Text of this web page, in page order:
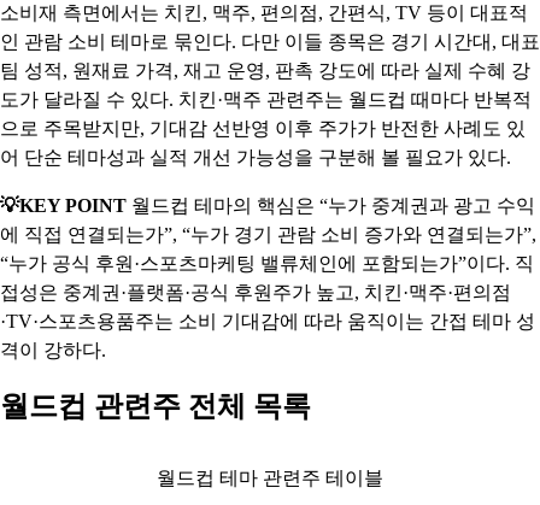
소비재 측면에서는 치킨, 맥주, 편의점, 간편식, TV 등이 대표적
인 관람 소비 테마로 묶인다. 다만 이들 종목은 경기 시간대, 대표
팀 성적, 원재료 가격, 재고 운영, 판촉 강도에 따라 실제 수혜 강
도가 달라질 수 있다. 치킨·맥주 관련주는 월드컵 때마다 반복적
으로 주목받지만, 기대감 선반영 이후 주가가 반전한 사례도 있
어 단순 테마성과 실적 개선 가능성을 구분해 볼 필요가 있다.
💡KEY POINT 월드컵 테마의 핵심은 “누가 중계권과 광고 수익
에 직접 연결되는가”, “누가 경기 관람 소비 증가와 연결되는가”,
“누가 공식 후원·스포츠마케팅 밸류체인에 포함되는가”이다. 직
접성은 중계권·플랫폼·공식 후원주가 높고, 치킨·맥주·편의점
·TV·스포츠용품주는 소비 기대감에 따라 움직이는 간접 테마 성
격이 강하다.
월드컵 관련주 전체 목록
월드컵 테마 관련주 테이블